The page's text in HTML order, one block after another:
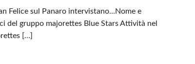
Felice sul Panaro intervistano...Nome e
del gruppo majorettes Blue Stars Attività nel
[…]